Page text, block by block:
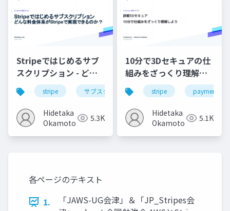
Stripeではじめるサブ
スクリプション - どん
な料金体系がStripeで
実現できるのか？ /
JP_Stripes Tokyo
202309
stripe サブスクリプション 決済システム
Hidetaka
Okamoto
5.3K
10分で3Dセキュアの仕
組みをざっくり理解し
よう
stripe payment
Hidetaka
Okamoto
5.1K
各ページのテキスト
1.
「JAWS-UG会津」＆「JP_Stripes会